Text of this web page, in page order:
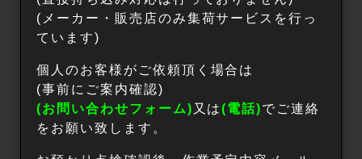
(メーカー・販売店のみ集荷サービスを行っ
ています)
個人のお客様がご依頼頂く場合は
(事前にご案内確認)
(お問い合わせフォーム) 又は(電話)でご連絡
をお願い致します。